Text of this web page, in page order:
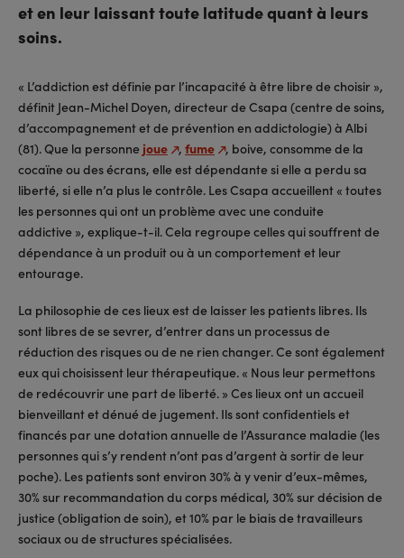
et en leur laissant toute latitude quant à leurs
soins.
« L’addiction est définie par l’incapacité à être libre de choisir »,
définit Jean-Michel Doyen, directeur de Csapa (centre de soins,
d’accompagnement et de prévention en addictologie) à Albi
(81). Que la personne joue , fume , boive, consomme de la
cocaïne ou des écrans, elle est dépendante si elle a perdu sa
liberté, si elle n’a plus le contrôle. Les Csapa accueillent « toutes
les personnes qui ont un problème avec une conduite
addictive », explique-t-il. Cela regroupe celles qui souffrent de
dépendance à un produit ou à un comportement et leur
entourage.
La philosophie de ces lieux est de laisser les patients libres. Ils
sont libres de se sevrer, d’entrer dans un processus de
réduction des risques ou de ne rien changer. Ce sont également
eux qui choisissent leur thérapeutique. « Nous leur permettons
de redécouvrir une part de liberté. » Ces lieux ont un accueil
bienveillant et dénué de jugement. Ils sont confidentiels et
financés par une dotation annuelle de l’Assurance maladie (les
personnes qui s’y rendent n’ont pas d’argent à sortir de leur
poche). Les patients sont environ 30% à y venir d’eux-mêmes,
30% sur recommandation du corps médical, 30% sur décision de
justice (obligation de soin), et 10% par le biais de travailleurs
sociaux ou de structures spécialisées.